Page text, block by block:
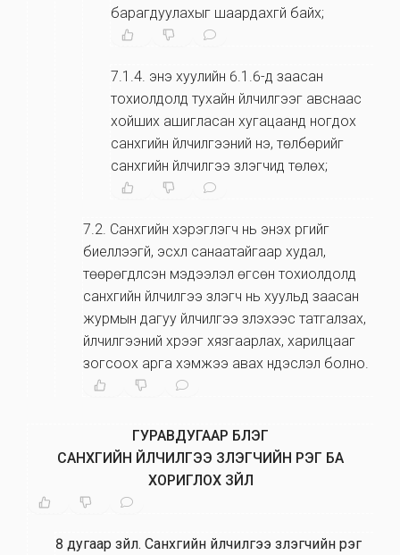
барагдуулахыг шаардахгүй байх;
7.1.4. энэ хуулийн 6.1.6-д заасан
тохиолдолд тухайн үйлчилгээг авснаас
хойших ашигласан хугацаанд ногдох
санхүүгийн үйлчилгээний үнэ, төлбөрийг
санхүүгийн үйлчилгээ үзүүлэгчид төлөх;
7.2. Санхүүгийн хэрэглэгч нь энэхүү үүргийг
биелүүлээгүй, эсхүл санаатайгаар худал,
төөрөгдүүлсэн мэдээлэл өгсөн тохиолдолд
санхүүгийн үйлчилгээ үзүүлэгч нь хуульд заасан
журмын дагуу үйлчилгээ үзүүлэхээс татгалзах,
үйлчилгээний хүрээг хязгаарлах, харилцааг
зогсоох арга хэмжээ авах үндэслэл болно.
ГУРАВДУГААР БҮЛЭГ
САНХҮҮГИЙН ҮЙЛЧИЛГЭЭ ҮЗҮҮЛЭГЧИЙН ҮҮРЭГ БА
ХОРИГЛОХ ЗҮЙЛ
8 дугаар зүйл. Санхүүгийн үйлчилгээ үзүүлэгчийн үүрэг